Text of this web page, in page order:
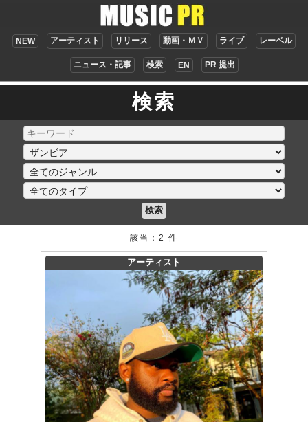
NEW アーティスト リリース 動画・ＭＶ ライブ レーベル
ニュース・記事 検索 EN PR 提出
検索
検索
該当：2 件
アーティスト